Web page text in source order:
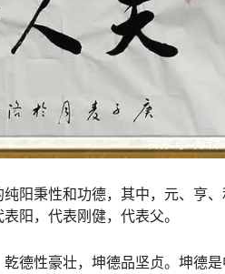
阳秉性和功德，其中，元、亨
阳，代表刚健，代表父。
德性豪壮，坤德品坚贞。坤德